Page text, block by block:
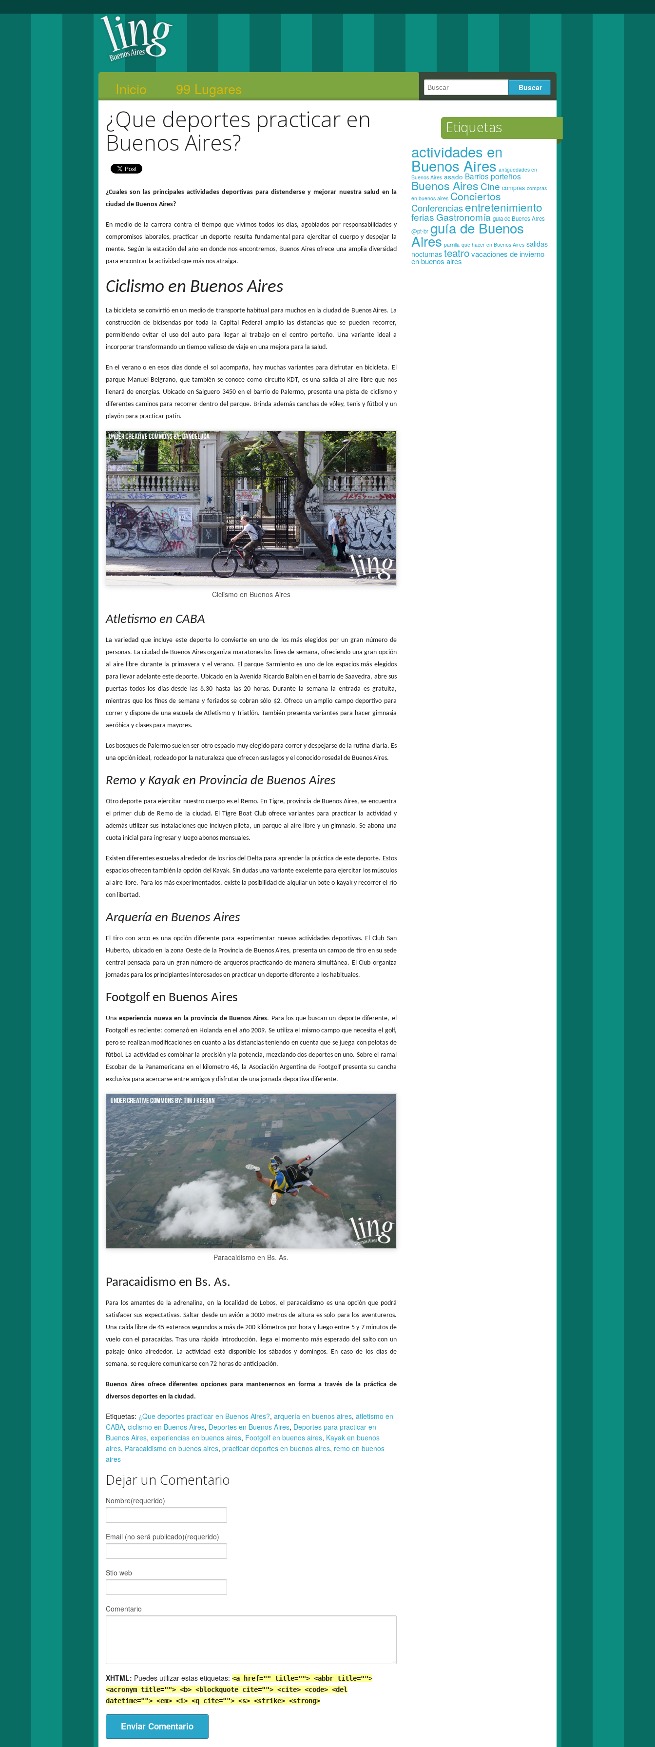
Inicio 99 Lugares
¿Que deportes practicar en
Buenos Aires?
¿Cuales son las principales actividades deportivas para distenderse y mejorar nuestra salud en la
ciudad de Buenos Aires?
En medio de la carrera contra el tiempo que vivimos todos los días, agobiados por responsabilidades y
compromisos laborales, practicar un deporte resulta fundamental para ejercitar el cuerpo y despejar la
mente. Según la estación del año en donde nos encontremos, Buenos Aires ofrece una amplia diversidad
para encontrar la actividad que más nos atraiga.
Ciclismo en Buenos Aires
La bicicleta se convirtió en un medio de transporte habitual para muchos en la ciudad de Buenos Aires. La
construcción de bicisendas por toda la Capital Federal amplió las distancias que se pueden recorrer,
permitiendo evitar el uso del auto para llegar al trabajo en el centro porteño. Una variante ideal a
incorporar transformando un tiempo valioso de viaje en una mejora para la salud.
En el verano o en esos días donde el sol acompaña, hay muchas variantes para disfrutar en bicicleta. El
parque Manuel Belgrano, que también se conoce como circuito KDT, es una salida al aire libre que nos
llenará de energías. Ubicado en Salguero 3450 en el barrio de Palermo, presenta una pista de ciclismo y
diferentes caminos para recorrer dentro del parque. Brinda además canchas de vóley, tenis y fútbol y un
playón para practicar patín.
Ciclismo en Buenos Aires
Atletismo en CABA
La variedad que incluye este deporte lo convierte en uno de los más elegidos por un gran número de
personas. La ciudad de Buenos Aires organiza maratones los fines de semana, ofreciendo una gran opción
al aire libre durante la primavera y el verano. El parque Sarmiento es uno de los espacios más elegidos
para llevar adelante este deporte. Ubicado en la Avenida Ricardo Balbín en el barrio de Saavedra, abre sus
puertas todos los días desde las 8.30 hasta las 20 horas. Durante la semana la entrada es gratuita,
mientras que los fines de semana y feriados se cobran sólo $2. Ofrece un amplio campo deportivo para
correr y dispone de una escuela de Atletismo y Triatlón. También presenta variantes para hacer gimnasia
aeróbica y clases para mayores.
Los bosques de Palermo suelen ser otro espacio muy elegido para correr y despejarse de la rutina diaria. Es
una opción ideal, rodeado por la naturaleza que ofrecen sus lagos y el conocido rosedal de Buenos Aires.
Remo y Kayak en Provincia de Buenos Aires
Otro deporte para ejercitar nuestro cuerpo es el Remo. En Tigre, provincia de Buenos Aires, se encuentra
el primer club de Remo de la ciudad. El Tigre Boat Club ofrece variantes para practicar la actividad y
además utilizar sus instalaciones que incluyen pileta, un parque al aire libre y un gimnasio. Se abona una
cuota inicial para ingresar y luego abonos mensuales.
Existen diferentes escuelas alrededor de los ríos del Delta para aprender la práctica de este deporte. Estos
espacios ofrecen también la opción del Kayak. Sin dudas una variante excelente para ejercitar los músculos
al aire libre. Para los más experimentados, existe la posibilidad de alquilar un bote o kayak y recorrer el río
con libertad.
Arquería en Buenos Aires
El tiro con arco es una opción diferente para experimentar nuevas actividades deportivas. El Club San
Huberto, ubicado en la zona Oeste de la Provincia de Buenos Aires, presenta un campo de tiro en su sede
central pensada para un gran número de arqueros practicando de manera simultánea. El Club organiza
jornadas para los principiantes interesados en practicar un deporte diferente a los habituales.
Footgolf en Buenos Aires
Unaexperiencia nueva en la provincia de Buenos Aires. Para los que buscan un deporte diferente, el
Footgolf es reciente: comenzó en Holanda en el año 2009. Se utiliza el mismo campo que necesita el golf,
pero se realizan modificaciones en cuanto a las distancias teniendo en cuenta que se juega con pelotas de
fútbol. La actividad es combinar la precisión y la potencia, mezclando dos deportes en uno. Sobre el ramal
Escobar de la Panamericana en el kilometro 46, la Asociación Argentina de Footgolf presenta su cancha
exclusiva para acercarse entre amigos y disfrutar de una jornada deportiva diferente.
Paracaidismo en Bs. As.
Paracaidismo en Bs. As.
Para los amantes de la adrenalina, en la localidad de Lobos, el paracaidismo es una opción que podrá
satisfacer sus expectativas. Saltar desde un avión a 3000 metros de altura es solo para los aventureros.
Una caída libre de 45 extensos segundos a más de 200 kilómetros por hora y luego entre 5 y 7 minutos de
vuelo con el paracaídas. Tras una rápida introducción, llega el momento más esperado del salto con un
paisaje único alrededor. La actividad está disponible los sábados y domingos. En caso de los días de
semana, se requiere comunicarse con 72 horas de anticipación.
Buenos Aires ofrece diferentes opciones para mantenernos en forma a través de la práctica de
diversos deportes en la ciudad.
Etiquetas: ¿Que deportes practicar en Buenos Aires?, arquería en buenos aires, atletismo en
CABA, ciclismo en Buenos Aires, Deportes en Buenos Aires, Deportes para practicar en
Buenos Aires, experiencias en buenos aires, Footgolf en buenos aires, Kayak en buenos
aires, Paracaidismo en buenos aires, practicar deportes en buenos aires, remo en buenos
aires
Dejar un Comentario
Nombre(requerido)
Email (no será publicado)(requerido)
Stio web
Comentario
XHTML: Puedes utilizar estas etiquetas: <a href="" title=""> <abbr title="">
<acronym title=""> <b> <blockquote cite=""> <cite> <code> <del
datetime=""> <em> <i> <q cite=""> <s> <strike> <strong>
Etiquetas
actividades en
Buenos Aires antigüedades en
Buenos Aires asado Barrios porteños
Buenos Aires Cine compras compras
en buenos aires Conciertos
Conferencias entretenimiento
ferias Gastronomía guia de Buenos Aires
@pt-br guía de Buenos
Aires parrilla qué hacer en Buenos Aires salidas
nocturnas teatro vacaciones de invierno
en buenos aires